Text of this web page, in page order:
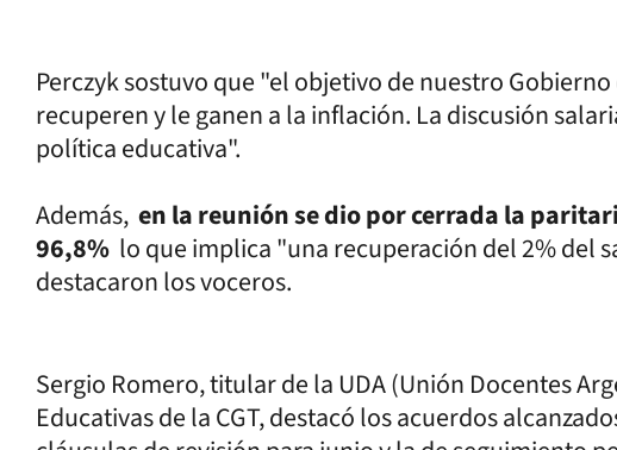
Perczyk sostuvo que "el objetivo de nuestro
recuperen y le ganen a la inflación. La discusión
política educativa".
Además, en la reunión se dio por cerrada la
96,8% lo que implica "una recuperación del 2% del
destacaron los voceros.
Sergio Romero, titular de la UDA (Unión Docentes
Educativas de la CGT, destacó los acuerdos